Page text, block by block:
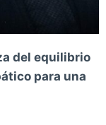
del equilibrio
para una